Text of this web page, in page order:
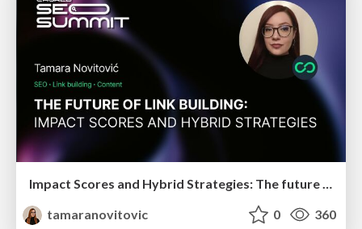
Impact Scores and Hybrid Strategies: The future of link building
tamaranovitovic
0 360